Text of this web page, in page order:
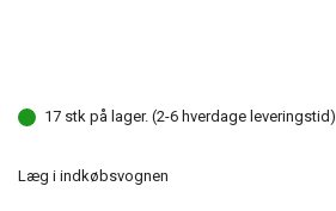
17 stk på lager. (2-6 hverdage leveringstid)
Læg i indkøbsvognen